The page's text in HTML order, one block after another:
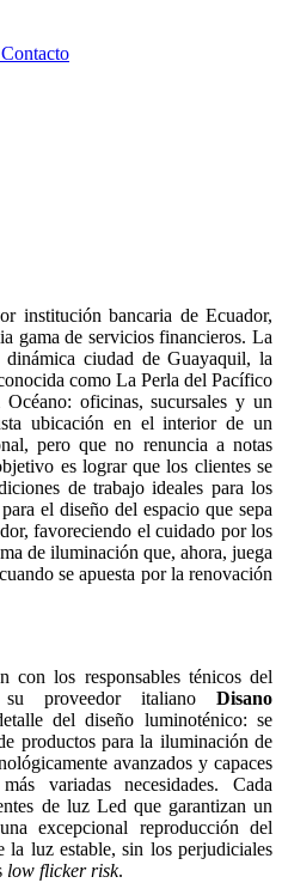
Contacto
institución bancaria de Ecuador,
gama de servicios financieros. La
dinámica ciudad de Guayaquil, la
como La Perla del Pacífico
oficinas, sucursales y un
ubicación en el interior de un
pero que no renuncia a notas
es lograr que los clientes se
de trabajo ideales para los
el diseño del espacio que sepa
favoreciendo el cuidado por los
de iluminación que, ahora, juega
se apuesta por la renovación
con los responsables ténicos del
proveedor italiano Disano
del diseño luminoténico: se
productos para la iluminación de
avanzados y capaces
variadas necesidades. Cada
de luz Led que garantizan un
excepcional reproducción del
la luz estable, sin los perjudiciales
low flicker risk.